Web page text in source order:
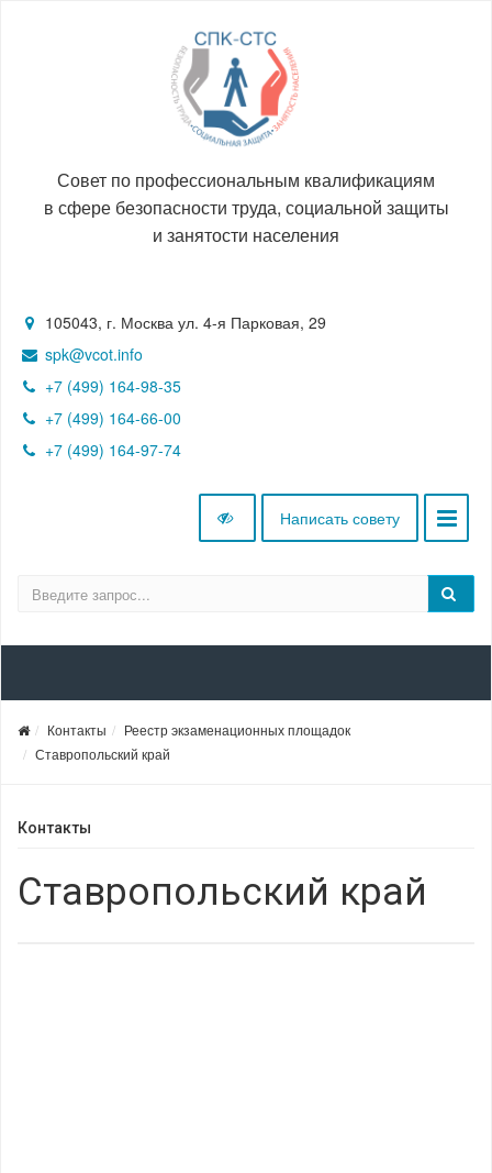
Совет по профессиональным квалификациям
в сфере безопасности труда, социальной защиты
и занятости населения
105043, г. Москва ул. 4-я Парковая, 29
spk@vcot.info
+7 (499) 164-98-35
+7 (499) 164-66-00
+7 (499) 164-97-74
Написать совету
Контакты
Реестр экзаменационных площадок
Ставропольский край
Контакты
Ставропольский край